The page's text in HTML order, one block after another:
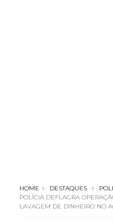
HOME DESTAQUES
POLÍCIA DEFLAGRA
LAVAGEM DE DINHEIRO NO